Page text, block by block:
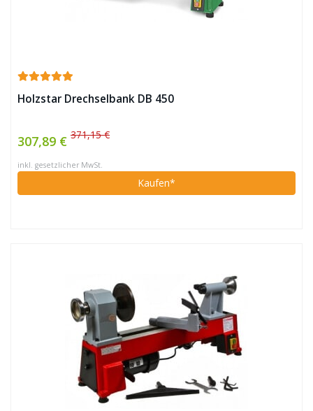
Holzstar Drechselbank DB 450
307,89 € 371,15 €
inkl. gesetzlicher MwSt.
Kaufen*